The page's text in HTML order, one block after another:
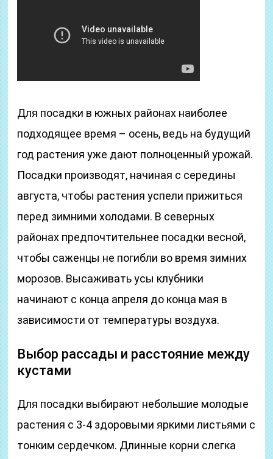
Для посадки в южных районах наиболее
подходящее время – осень, ведь на будущий
год растения уже дают полноценный урожай.
Посадки производят, начиная с середины
августа, чтобы растения успели прижиться
перед зимними холодами. В северных
районах предпочтительнее посадки весной,
чтобы саженцы не погибли во время зимних
морозов. Высаживать усы клубники
начинают с конца апреля до конца мая в
зависимости от температуры воздуха.
Выбор рассады и расстояние между
кустами
Для посадки выбирают небольшие молодые
растения с 3-4 здоровыми яркими листьями с
тонким сердечком. Длинные корни слегка